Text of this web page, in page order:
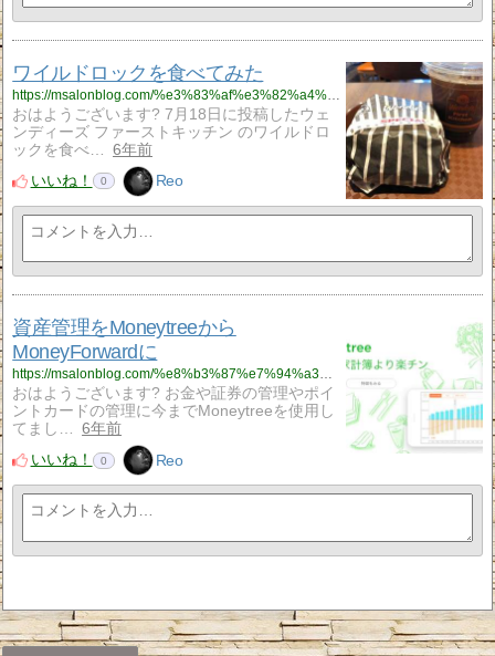
ワイルドロックを食べてみた
https://msalonblog.com/%e3%83%af%e3%82%a4%e3%83%ab%e3%83%89%e3%83%ad%e3%83%83%e3%82%af%e3%82%92%e9%a3%9f%e3%81%b9%e3%81%a6%e3%81%bf%e3%81%9f/743/
おはようございます? 7月18日に投稿したウェ
ンディーズ ファーストキッチン のワイルドロ
ックを食べ…
6年前
いいね！
0 Reo
資産管理をMoneytreeから
MoneyForwardに
https://msalonblog.com/%e8%b3%87%e7%94%a3%e7%ae%a1%e7%90%86%e3%82%92moneytree%e3%81%8b%e3%82%89moneyforward%e3%81%ab/735/
おはようございます? お金や証券の管理やポイ
ントカードの管理に今までMoneytreeを使用し
てまし…
6年前
いいね！
0 Reo